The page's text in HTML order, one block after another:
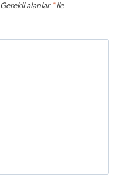
Gerekli alanlar*ile